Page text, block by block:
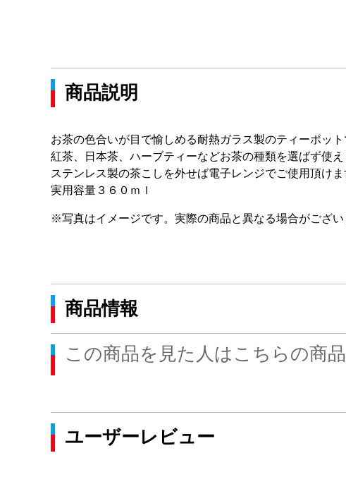
商品説明
お茶の色合いが目で愉しめる耐熱ガラス製のティーポット
紅茶、日本茶、ハーブティーなどお茶の種類を選ばず使え
ステンレス製の茶こしを外せば電子レンジでご使用頂けま
実用容量３６０ｍｌ
※写真はイメージです。実際の商品と異なる場合がござい
商品情報
この商品を見た人はこちらの商
ユーザーレビュー